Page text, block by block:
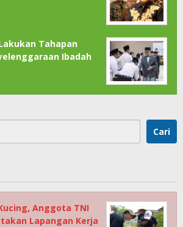
Tahapan
Ibadah
Cari
Anggota TNI
Lapangan Kerja